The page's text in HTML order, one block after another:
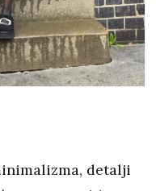
detalji